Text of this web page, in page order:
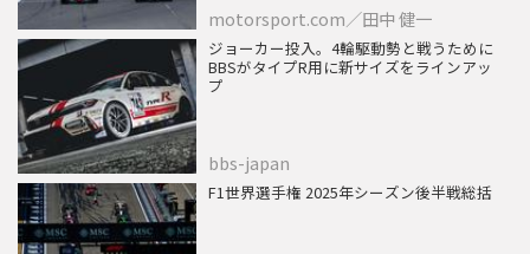
motorsport.com／田中 健一
ジョーカー投入。4輪駆動勢と戦うために
BBSがタイプR用に新サイズをラインアッ
プ
bbs-japan
F1世界選手権 2025年シーズン後半戦総括